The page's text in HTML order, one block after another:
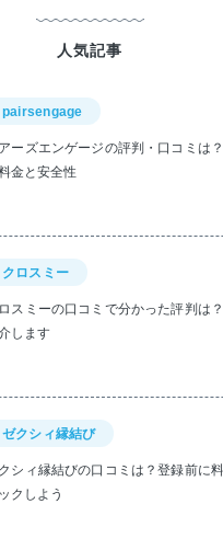
人気記事
pairsengage
ーズエンゲージの評判・口コミは
金と安全性
クロスミー
スミーの口コミで分かった評判は
します
ゼクシィ縁結び
シィ縁結びの口コミは？登録前に
クしよう